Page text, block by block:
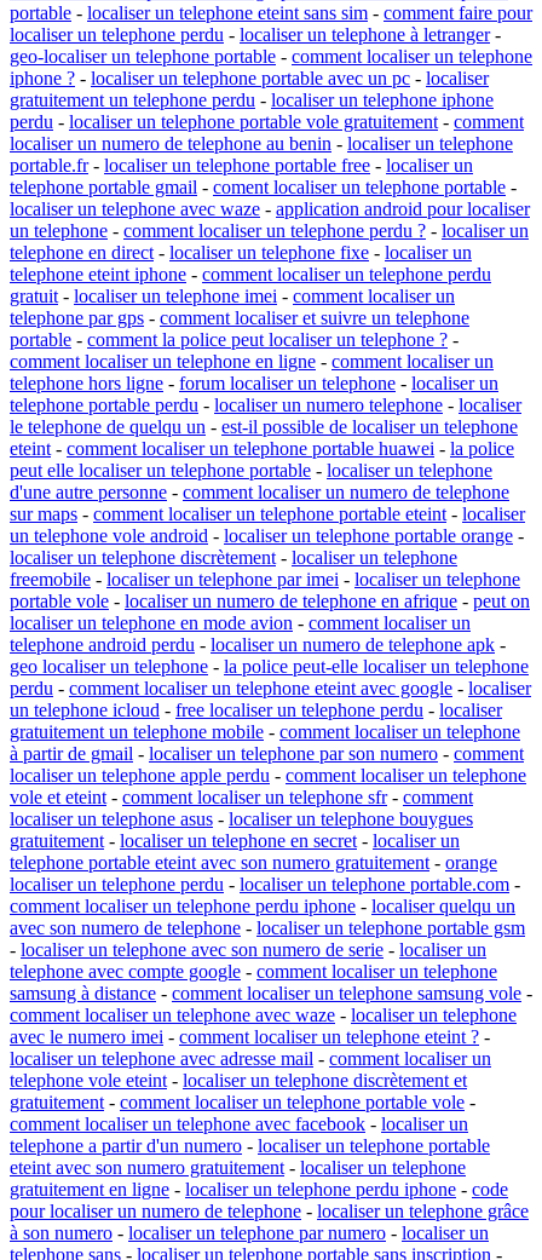
portable - localiser un telephone eteint sans sim - comment faire pour
localiser un telephone perdu - localiser un telephone à letranger-
geo-localiser un telephone portable - comment localiser un telephone
iphone ? - localiser un telephone portable avec un pc - localiser
gratuitement un telephone perdu - localiser un telephone iphone
perdu - localiser un telephone portable vole gratuitement- comment
localiser un numero de telephone au benin - localiser un telephone
portable.fr- localiser un telephone portable free - localiser un
telephone portable gmail - coment localiser un telephone portable -
localiser un telephone avec waze - application android pour localiser
un telephone - comment localiser un telephone perdu ? - localiser un
telephone en direct- localiser un telephone fixe - localiser un
telephone eteint iphone - comment localiser un telephone perdu
gratuit- localiser un telephone imei - comment localiser un
telephone par gps - comment localiser et suivre un telephone
portable - comment la police peut localiser un telephone ? -
comment localiser un telephone en ligne - comment localiser un
telephone hors ligne - forum localiser un telephone - localiser un
telephone portable perdu - localiser un numero telephone - localiser
le telephone de quelqu un - est-il possible de localiser un telephone
eteint- comment localiser un telephone portable huawei - la police
peut elle localiser un telephone portable - localiser un telephone
d'une autre personne - comment localiser un numero de telephone
sur maps - comment localiser un telephone portable eteint- localiser
un telephone vole android - localiser un telephone portable orange -
localiser un telephone discrètement- localiser un telephone
freemobile - localiser un telephone par imei - localiser un telephone
portable vole - localiser un numero de telephone en afrique - peut on
localiser un telephone en mode avion - comment localiser un
telephone android perdu - localiser un numero de telephone apk -
geo localiser un telephone - la police peut-elle localiser un telephone
perdu - comment localiser un telephone eteint avec google - localiser
un telephone icloud - free localiser un telephone perdu - localiser
gratuitement un telephone mobile - comment localiser un telephone
à partir de gmail - localiser un telephone par son numero - comment
localiser un telephone apple perdu - comment localiser un telephone
vole et eteint- comment localiser un telephone sfr- comment
localiser un telephone asus - localiser un telephone bouygues
gratuitement- localiser un telephone en secret- localiser un
telephone portable eteint avec son numero gratuitement- orange
localiser un telephone perdu - localiser un telephone portable.com -
comment localiser un telephone perdu iphone - localiser quelqu un
avec son numero de telephone - localiser un telephone portable gsm
- localiser un telephone avec son numero de serie - localiser un
telephone avec compte google - comment localiser un telephone
samsung à distance - comment localiser un telephone samsung vole -
comment localiser un telephone avec waze - localiser un telephone
avec le numero imei - comment localiser un telephone eteint ? -
localiser un telephone avec adresse mail - comment localiser un
telephone vole eteint- localiser un telephone discrètement et
gratuitement- comment localiser un telephone portable vole -
comment localiser un telephone avec facebook - localiser un
telephone a partir d'un numero - localiser un telephone portable
eteint avec son numero gratuitement- localiser un telephone
gratuitement en ligne - localiser un telephone perdu iphone - code
pour localiser un numero de telephone - localiser un telephone grâce
à son numero - localiser un telephone par numero - localiser un
telephone sans - localiser un telephone portable sans inscription -